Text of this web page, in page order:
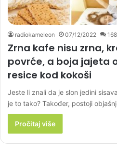
radiokameleon 07/12/2022 168
Zrna kafe nisu zrna,
povrće, a boja jajeta
resice kod kokoši
Jeste li znali da je slon jedini
je to tako? Također, postoji
Pročitaj više